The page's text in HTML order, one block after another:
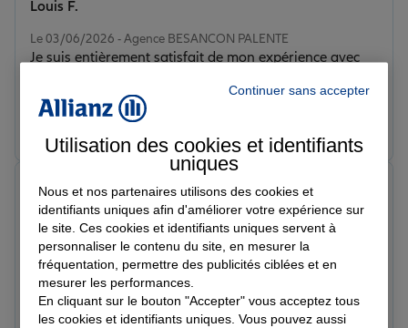
Le 03/06/2026 - Agence BESANCON PALENTE
Je suis entièrement satisfait de mon expérience avec
toujours à l’écoute de ses clients. J’ai particulièrement
apprécié la qualité des conseils, la disponibilité des
conseillers et leur capacité à trouver des solutions
adaptées à mes besoins. Chaque échange se déroule
dans un climat de confiance et de bienveillance, ce qui
est très rassurant. Le suivi est sérieux et les démarches
sont clairement expliquées. Je recommande vivement
Allianz à toutes les personnes qui recherchent une
assurance fiable, un accompagnement de qualité et un
véritable sens du service client. Merci à toute l’équipe
pour son engagement et son professionnalisme !
Louis F.
Prendre un RDV
Le 03/06/2026 - Agence BESANCON PALENTE
Je recommande vivement ce cabinet d’assurances. Les
conseils sont clairs, personnalisés et adaptés à chaque
situation. Toutes mes démarches ont été prises en
charge avec sérieux et efficacité. Un excellent
accompagnement du début à la fin.
ANGELE T.
Prendre un RDV Voir l'agence
Continuer sans accepter
Utilisation des cookies et identifiants
uniques
Nous et nos partenaires utilisons des cookies et
identifiants uniques afin d'améliorer votre expérience sur
le site. Ces cookies et identifiants uniques servent à
personnaliser le contenu du site, en mesurer la
fréquentation, permettre des publicités ciblées et en
mesurer les performances.
En cliquant sur le bouton "Accepter" vous acceptez tous
les cookies et identifiants uniques. Vous pouvez aussi